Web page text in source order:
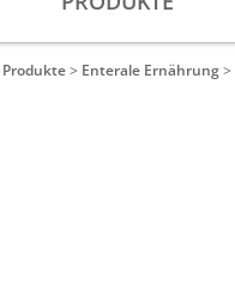
Produkte> Enterale Ernährung>